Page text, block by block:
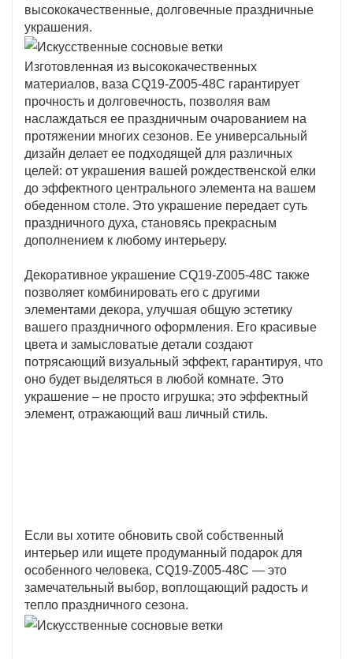
высококачественные, долговечные праздничные
украшения.
Изготовленная из высококачественных
материалов, ваза CQ19-Z005-48C гарантирует
прочность и долговечность, позволяя вам
наслаждаться ее праздничным очарованием на
протяжении многих сезонов. Ее универсальный
дизайн делает ее подходящей для различных
целей: от украшения вашей рождественской елки
до эффектного центрального элемента на вашем
обеденном столе. Это украшение передает суть
праздничного духа, становясь прекрасным
дополнением к любому интерьеру.
Декоративное украшение CQ19-Z005-48C также
позволяет комбинировать его с другими
элементами декора, улучшая общую эстетику
вашего праздничного оформления. Его красивые
цвета и замысловатые детали создают
потрясающий визуальный эффект, гарантируя, что
оно будет выделяться в любой комнате. Это
украшение – не просто игрушка; это эффектный
элемент, отражающий ваш личный стиль.
Если вы хотите обновить свой собственный
интерьер или ищете продуманный подарок для
особенного человека, CQ19-Z005-48C — это
замечательный выбор, воплощающий радость и
тепло праздничного сезона.